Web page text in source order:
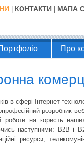
КОНТАКТИ МАПА
Про
в сфері Інтернет-
розробник
на користь
наступними: B2B і
ресурси,